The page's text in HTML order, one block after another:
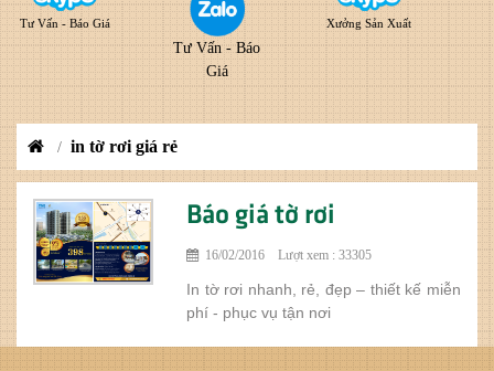
Tư Vấn - Báo Giá
Tư Vấn - Báo
Giá
Xưởng Sản Xuất
/ in tờ rơi giá rẻ
Báo giá tờ rơi
16/02/2016 Lượt xem : 33305
In tờ rơi nhanh, rẻ, đẹp – thiết kế miễn
phí - phục vụ tận nơi